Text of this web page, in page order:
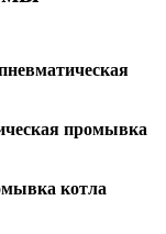
промывка
котла